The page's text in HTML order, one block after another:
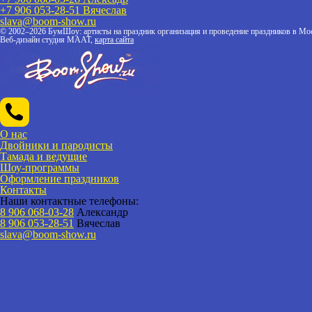
+7 906 053-28-51 Вячеслав
slava@boom-show.ru
© 2002–2026 БумШоу: артисты на праздник организация и проведение праздников в
Веб-дизайн студия МААТ, карта сайта
О нас
Двойники и пародисты
Тамада и ведущие
Шоу-программы
Оформление праздников
Контакты
Наши контактные телефоны:
8 906 068-03-28 Александр
8 906 053-28-51 Вячеслав
slava@boom-show.ru